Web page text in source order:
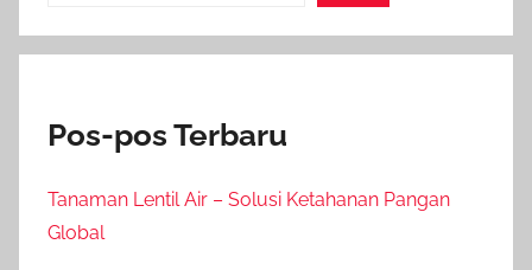
Pos-pos Terbaru
Tanaman Lentil Air – Solusi Ketahanan Pangan
Global